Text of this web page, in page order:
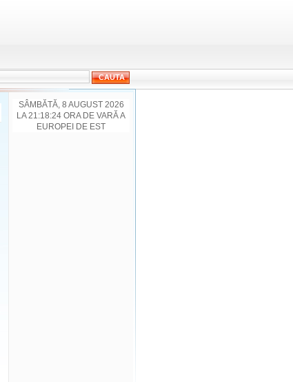
SÂMBĂTĂ, 8 AUGUST 2026
LA 21:18:24 ORA DE VARĂ A
EUROPEI DE EST